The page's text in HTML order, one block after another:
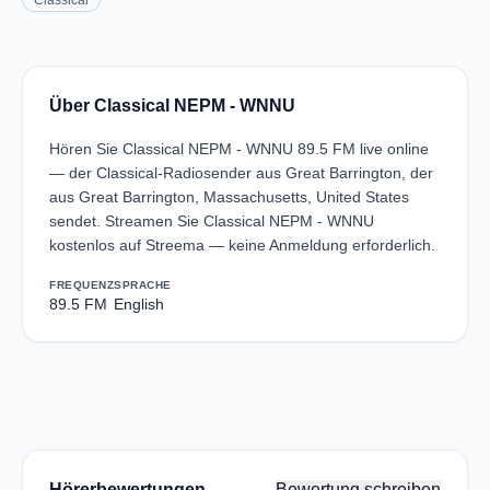
Über Classical NEPM - WNNU
Hören Sie Classical NEPM - WNNU 89.5 FM live online
— der Classical-Radiosender aus Great Barrington, der
aus Great Barrington, Massachusetts, United States
sendet. Streamen Sie Classical NEPM - WNNU
kostenlos auf Streema — keine Anmeldung erforderlich.
FREQUENZ
89.5 FM
SPRACHE
English